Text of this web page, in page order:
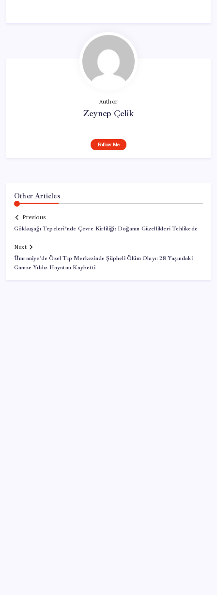
Author
Zeynep Çelik
Follow Me
Other Articles
Previous
Gökkuşağı Tepeleri’nde Çevre Kirliliği: Doğanın Güzellikleri Tehlikede
Next
Ümraniye’de Özel Tıp Merkezinde Şüpheli Ölüm Olayı: 28 Yaşındaki
Gamze Yıldız Hayatını Kaybetti